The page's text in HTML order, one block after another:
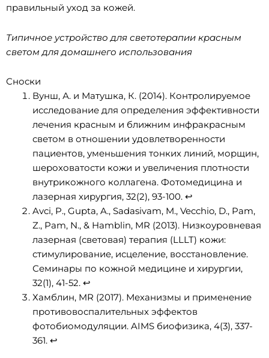
правильный уход за кожей.
Типичное устройство для светотерапии красным
светом для домашнего использования
Сноски
Вунш, А. и Матушка, К. (2014). Контролируемое
исследование для определения эффективности
лечения красным и ближним инфракрасным
светом в отношении удовлетворенности
пациентов, уменьшения тонких линий, морщин,
шероховатости кожи и увеличения плотности
внутрикожного коллагена. Фотомедицина и
лазерная хирургия, 32(2), 93-100. ↩
Avci, P., Gupta, A., Sadasivam, M., Vecchio, D., Pam,
Z., Pam, N., & Hamblin, MR (2013). Низкоуровневая
лазерная (световая) терапия (LLLT) кожи:
стимулирование, исцеление, восстановление.
Семинары по кожной медицине и хирургии,
32(1), 41-52. ↩
Хамблин, MR (2017). Механизмы и применение
противовоспалительных эффектов
фотобиомодуляции. AIMS биофизика, 4(3), 337-
361. ↩